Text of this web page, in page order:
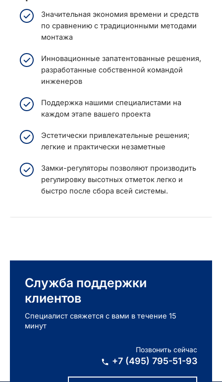
Значительная экономия времени и средств
по сравнению с традиционными методами
монтажа
Инновационные запатентованные решения,
разработанные собственной командой
инженеров
Поддержка нашими специалистами на
каждом этапе вашего проекта
Эстетически привлекательные решения;
легкие и практически незаметные
Замки-регуляторы позволяют производить
регулировку высотных отметок легко и
быстро после сбора всей системы.
Служба поддержки
клиентов
Специалист свяжется с вами в течение 15
минут
Позвонить сейчас
+7 (495) 795-51-93